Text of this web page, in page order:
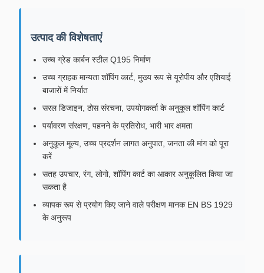
उत्पाद की विशेषताएं
उच्च ग्रेड कार्बन स्टील Q195 निर्माण
उच्च ग्राहक मान्यता शॉपिंग कार्ट, मुख्य रूप से यूरोपीय और एशियाई
बाजारों में निर्यात
सरल डिजाइन, ठोस संरचना, उपयोगकर्ता के अनुकूल शॉपिंग कार्ट
पर्यावरण संरक्षण, पहनने के प्रतिरोध, भारी भार क्षमता
अनुकूल मूल्य, उच्च प्रदर्शन लागत अनुपात, जनता की मांग को पूरा
करें
सतह उपचार, रंग, लोगो, शॉपिंग कार्ट का आकार अनुकूलित किया जा
सकता है
व्यापक रूप से प्रयोग किए जाने वाले परीक्षण मानक EN BS 1929
के अनुरूप